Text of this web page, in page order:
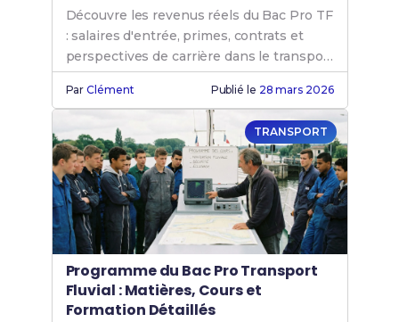
Découvre les revenus réels du Bac Pro TF
: salaires d'entrée, primes, contrats et
perspectives de carrière dans le transport
fluvial.
ParClément Publié le 28 mars 2026
TRANSPORT
Programme du Bac Pro Transport
Fluvial : Matières, Cours et
Formation Détaillés